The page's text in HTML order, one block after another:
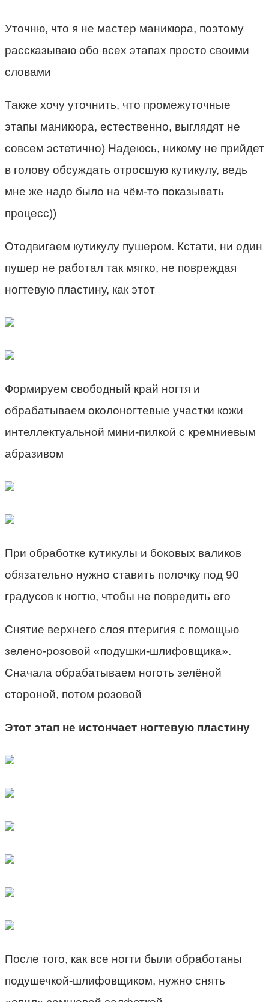
Уточню, что я не мастер маникюра, поэтому
рассказываю обо всех этапах просто своими
словами
Также хочу уточнить, что промежуточные
этапы маникюра, естественно, выглядят не
совсем эстетично) Надеюсь, никому не прийдет
в голову обсуждать отросшую кутикулу, ведь
мне же надо было на чём-то показывать
процесс))
Отодвигаем кутикулу пушером. Кстати, ни один
пушер не работал так мягко, не повреждая
ногтевую пластину, как этот
Формируем свободный край ногтя и
обрабатываем околоногтевые участки кожи
интеллектуальной мини-пилкой с кремниевым
абразивом
При обработке кутикулы и боковых валиков
обязательно нужно ставить полочку под 90
градусов к ногтю, чтобы не повредить его
Снятие верхнего слоя птеригия с помощью
зелено-розовой «подушки-шлифовщика».
Сначала обрабатываем ноготь зелёной
стороной, потом розовой
Этот этап не истончает ногтевую пластину
После того, как все ногти были обработаны
подушечкой-шлифовщиком, нужно снять